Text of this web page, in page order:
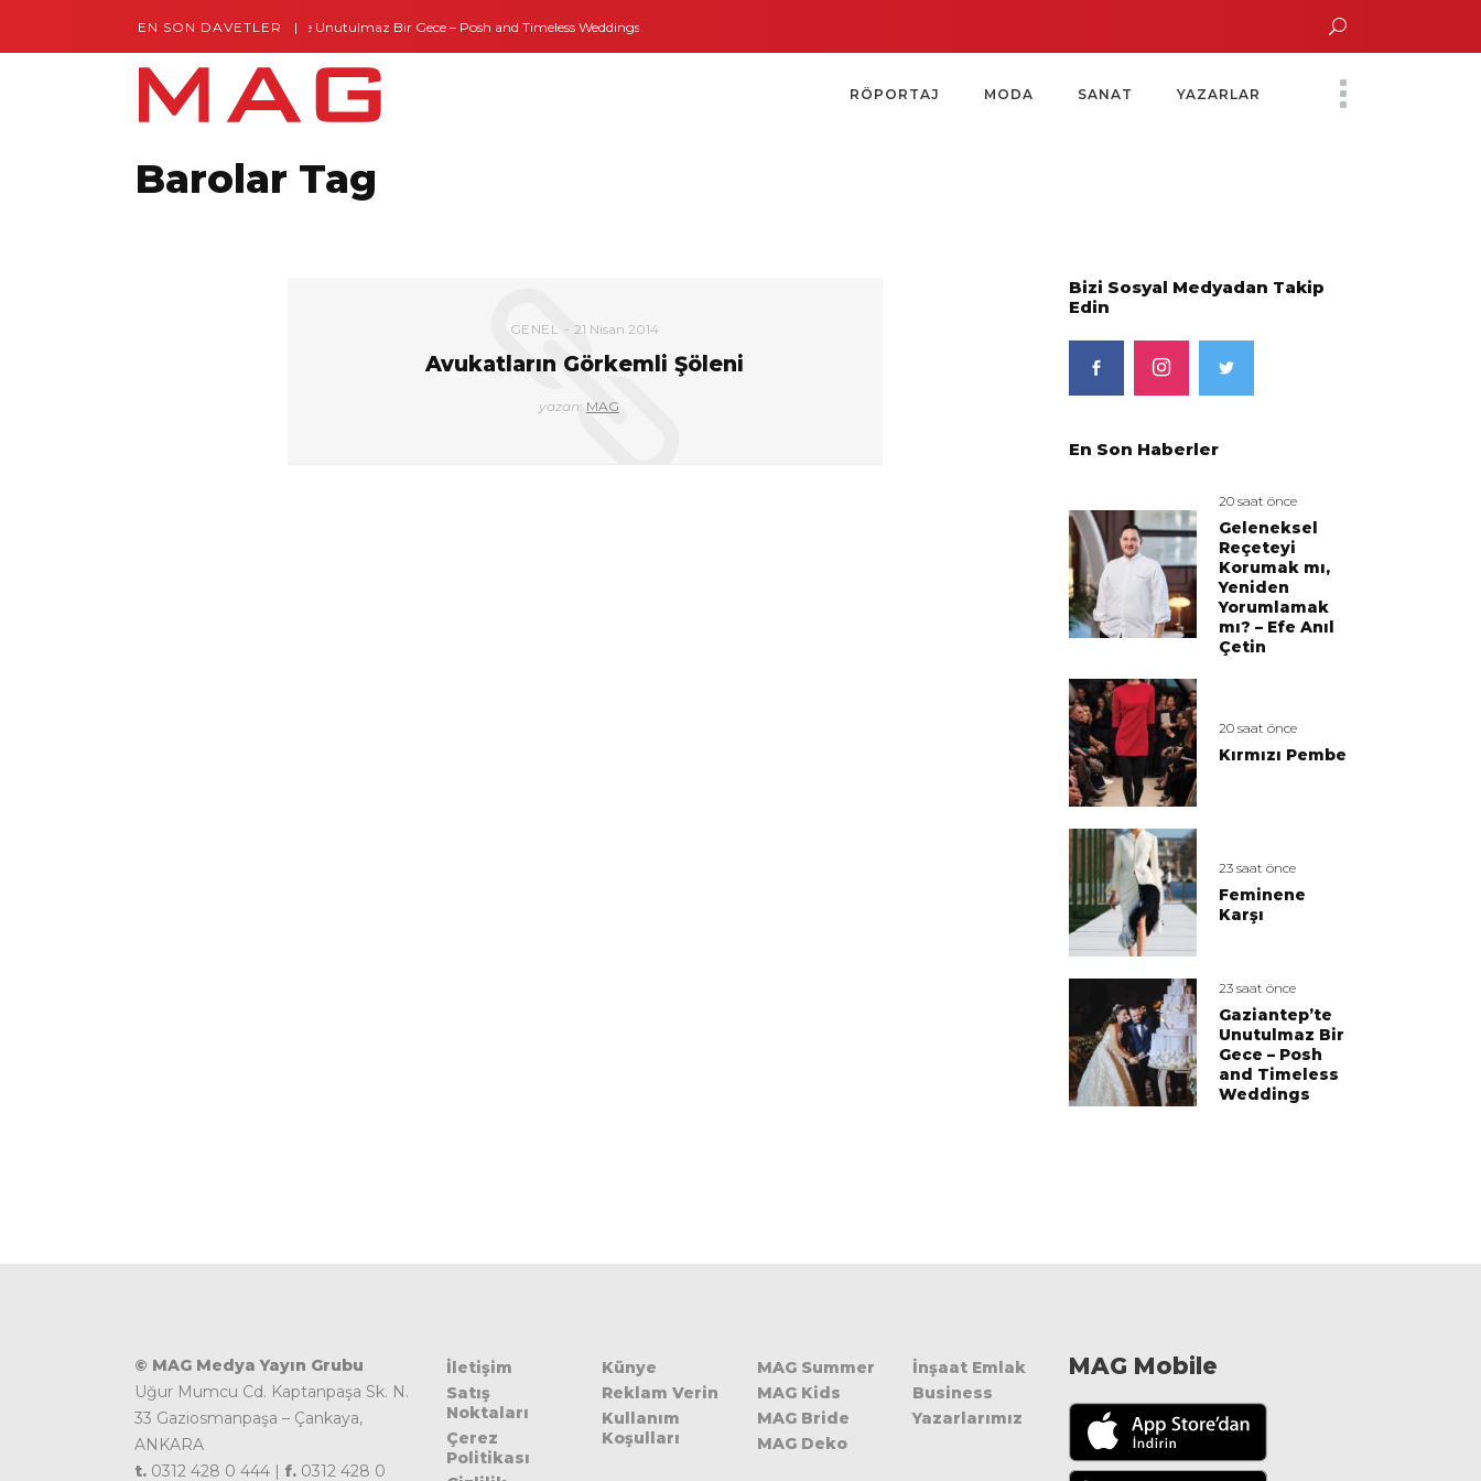
EN SON DAVETLERGaziantep’te Unutulmaz Bir Gece – Posh and Timeless Weddings Yoko Ono Sergisi Özel Bir Davetle Açıldı
RÖPORTAJ MODA SANAT YAZARLAR
Barolar Tag
GENEL 21 Nisan 2014
Avukatların Görkemli Şöleni
yazan: MAG
Bizi Sosyal Medyadan Takip
Edin
En Son Haberler
20 saat önce
Geleneksel
Reçeteyi
Korumak mı,
Yeniden
Yorumlamak
mı? – Efe Anıl
Çetin
20 saat önce
Kırmızı Pembe
23 saat önce
Feminene
Karşı
23 saat önce
Gaziantep’te
Unutulmaz Bir
Gece – Posh
and Timeless
Weddings
© MAG Medya Yayın Grubu
Uğur Mumcu Cd. Kaptanpaşa Sk. N.
33 Gaziosmanpaşa – Çankaya,
ANKARA
t. 0312 428 0 444 | f. 0312 428 0
İletişim
Satış
Noktaları
Çerez
Politikası
Künye
Reklam Verin
Kullanım
Koşulları
MAG Summer
MAG Kids
MAG Bride
MAG Deko
İnşaat Emlak
Business
Yazarlarımız
MAG Mobile